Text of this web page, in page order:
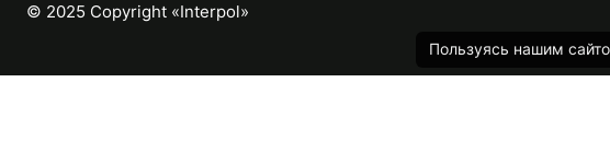
© 2025 Copyright «Interpol»
Пользуясь нашим